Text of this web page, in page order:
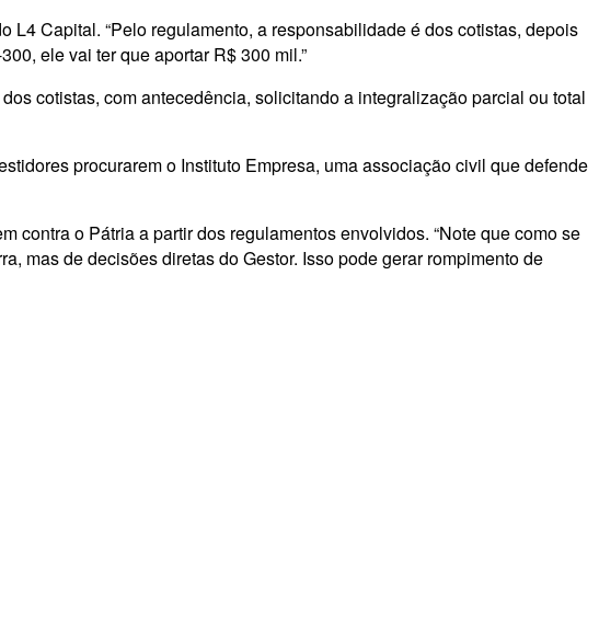
Capital. “Pelo regulamento, a responsabilidade é dos cotistas, depois
ele vai ter que aportar R$ 300 mil.”
cotistas, com antecedência, solicitando a integralização parcial ou total
procurarem o Instituto Empresa, uma associação civil que defende
contra o Pátria a partir dos regulamentos envolvidos. “Note que como se
mas de decisões diretas do Gestor. Isso pode gerar rompimento de